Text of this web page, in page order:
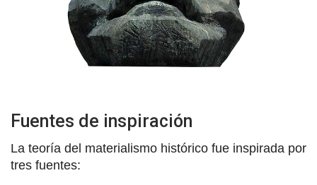
Fuentes de inspiración
La teoría del materialismo histórico fue inspirada por
tres fuentes: